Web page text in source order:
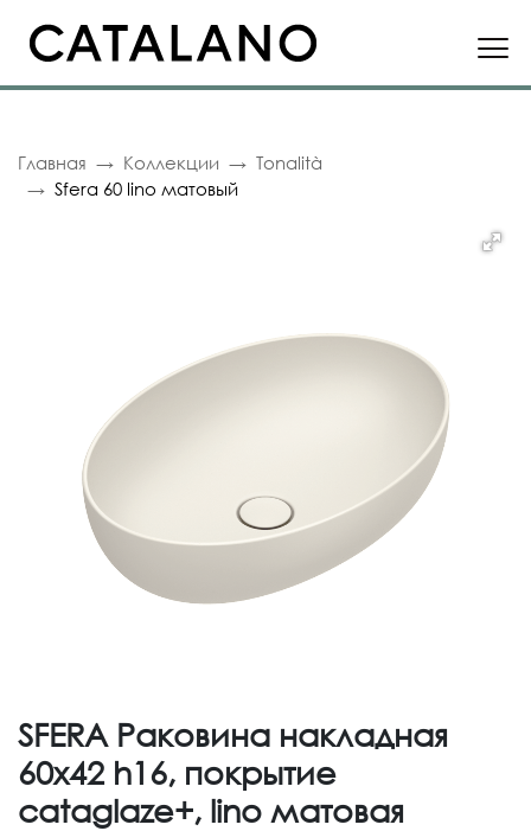
Главная Коллекции
Tonalità
Sfera 60 lino матовый
SFERA Раковина накладная
60х42 h16, покрытие
cataglaze+, lino матовая